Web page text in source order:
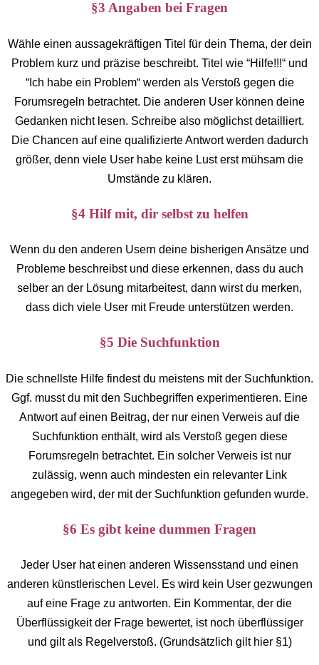
§3 Angaben bei Fragen
Wähle einen aussagekräftigen Titel für dein Thema, der dein
Problem kurz und präzise beschreibt. Titel wie “Hilfe!!!“ und
“Ich habe ein Problem“ werden als Verstoß gegen die
Forumsregeln betrachtet. Die anderen User können deine
Gedanken nicht lesen. Schreibe also möglichst detailliert.
Die Chancen auf eine qualifizierte Antwort werden dadurch
größer, denn viele User habe keine Lust erst mühsam die
Umstände zu klären.
§4 Hilf mit, dir selbst zu helfen
Wenn du den anderen Usern deine bisherigen Ansätze und
Probleme beschreibst und diese erkennen, dass du auch
selber an der Lösung mitarbeitest, dann wirst du merken,
dass dich viele User mit Freude unterstützen werden.
§5 Die Suchfunktion
Die schnellste Hilfe findest du meistens mit der Suchfunktion.
Ggf. musst du mit den Suchbegriffen experimentieren. Eine
Antwort auf einen Beitrag, der nur einen Verweis auf die
Suchfunktion enthält, wird als Verstoß gegen diese
Forumsregeln betrachtet. Ein solcher Verweis ist nur
zulässig, wenn auch mindesten ein relevanter Link
angegeben wird, der mit der Suchfunktion gefunden wurde.
§6 Es gibt keine dummen Fragen
Jeder User hat einen anderen Wissensstand und einen
anderen künstlerischen Level. Es wird kein User gezwungen
auf eine Frage zu antworten. Ein Kommentar, der die
Überflüssigkeit der Frage bewertet, ist noch überflüssiger
und gilt als Regelverstoß. (Grundsätzlich gilt hier §1)